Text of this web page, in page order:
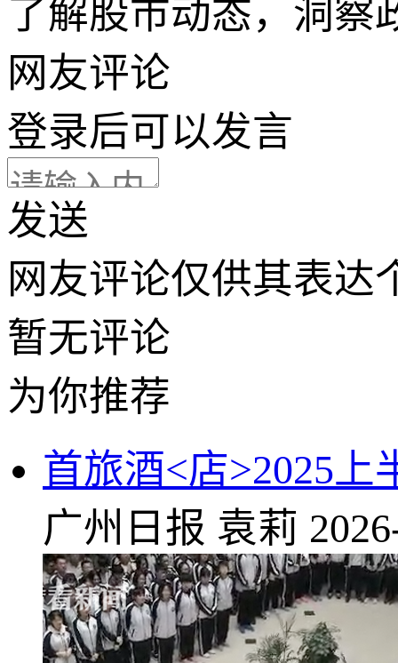
了解股市动态，洞察
网友评论
登录后可以发言
发送
网友评论仅供其表达
暂无评论
为你推荐
首旅酒<店>2025上
广州日报 袁莉